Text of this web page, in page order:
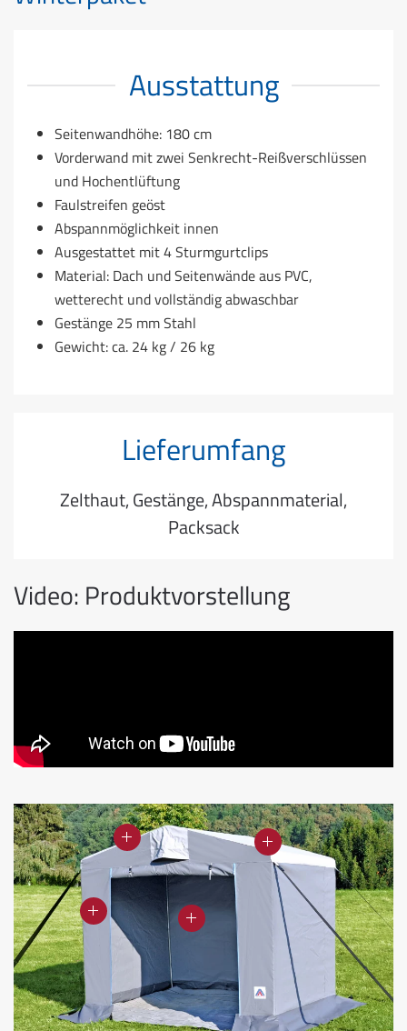
Ausstattung
Seitenwandhöhe: 180 cm
Vorderwand mit zwei Senkrecht-Reißverschlüssen
und Hochentlüftung
Faulstreifen geöst
Abspannmöglichkeit innen
Ausgestattet mit 4 Sturmgurtclips
Material: Dach und Seitenwände aus PVC,
wetterecht und vollständig abwaschbar
Gestänge 25 mm Stahl
Gewicht: ca. 24 kg / 26 kg
Lieferumfang
Zelthaut, Gestänge, Abspannmaterial,
Packsack
Video: Produktvorstellung